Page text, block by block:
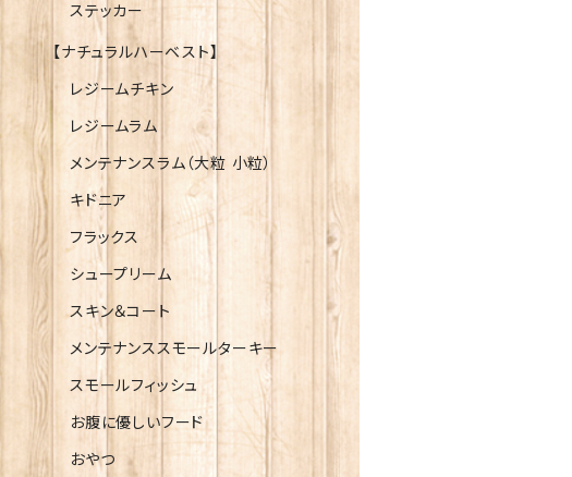
ステッカー
【ナチュラルハーベスト】
レジームチキン
レジームラム
メンテナンスラム（大粒 小粒）
キドニア
フラックス
シュープリーム
スキン＆コート
メンテナンススモールターキー
スモールフィッシュ
お腹に優しいフード
おやつ